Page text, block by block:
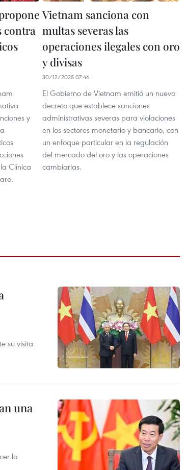
contra
y
Clínica
Vietnam sanciona con
multas severas las
operaciones ilegales con oro
y divisas
30/12/2025 07:46
El Gobierno de Vietnam emitió un nuevo
decreto que establece sanciones
administrativas severas para violaciones
en los sectores monetario y bancario, con
un enfoque particular en la regulación
del mercado del oro y las operaciones
cambiarias.
su visita
una
la